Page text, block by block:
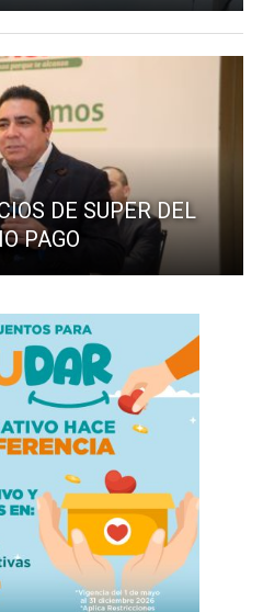
DE SUPER DEL
PAGO